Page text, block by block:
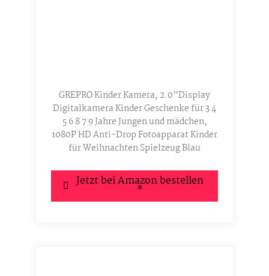
GREPRO Kinder Kamera, 2.0”Display
Digitalkamera Kinder Geschenke für 3 4
5 6 8 7 9 Jahre Jungen und mädchen,
1080P HD Anti-Drop Fotoapparat Kinder
für Weihnachten Spielzeug Blau
Jetzt bei Amazon bestellen
*